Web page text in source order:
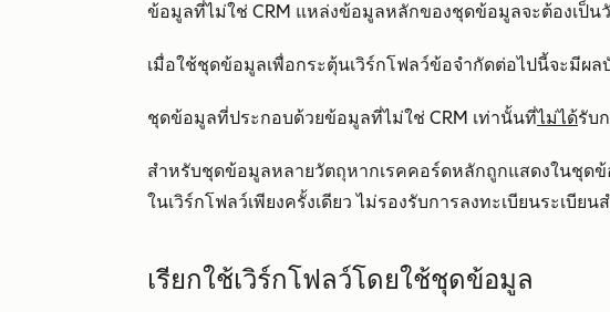
ข้อมูลที่ไม่ใช่ CRM แหล่งข้อมูลหลักของชุดข้อมูลจะต้องเป็น
เมื่อใช้ชุดข้อมูลเพื่อกระตุ้นเวิร์กโฟลว์ข้อจำกัดต่อไปนี้จะมีผล
ชุดข้อมูลที่ประกอบด้วยข้อมูลที่ไม่ใช่ CRM เท่านั้นที่ไม่ได้รับ
สำหรับชุดข้อมูลหลายวัตถุหากเรคคอร์ดหลักถูกแสดงในชุดข้
ในเวิร์กโฟลว์เพียงครั้งเดียว ไม่รองรับการลงทะเบียนระเบี
เรียกใช้เวิร์กโฟลว์โดยใช้ชุดข้อมูล